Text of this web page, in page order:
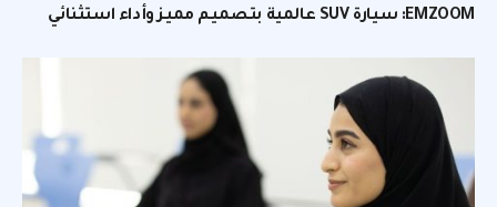
EMZOOM: سيارة SUV عالمية بتصميم مميز وأداء استثنائي